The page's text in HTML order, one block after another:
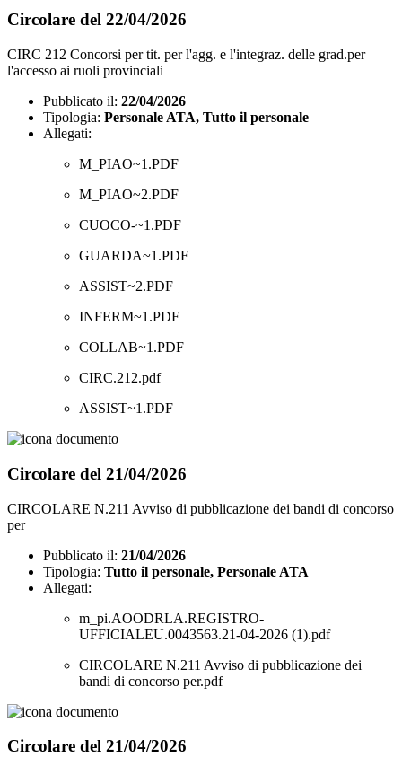
Circolare del 22/04/2026
CIRC 212 Concorsi per tit. per l'agg. e l'integraz. delle grad.per
l'accesso ai ruoli provinciali
Pubblicato il: 22/04/2026
Tipologia: Personale ATA, Tutto il personale
Allegati:
M_PIAO~1.PDF
M_PIAO~2.PDF
CUOCO-~1.PDF
GUARDA~1.PDF
ASSIST~2.PDF
INFERM~1.PDF
COLLAB~1.PDF
CIRC.212.pdf
ASSIST~1.PDF
Circolare del 21/04/2026
CIRCOLARE N.211 Avviso di pubblicazione dei bandi di concorso
per
Pubblicato il: 21/04/2026
Tipologia: Tutto il personale, Personale ATA
Allegati:
m_pi.AOODRLA.REGISTRO-
UFFICIALEU.0043563.21-04-2026 (1).pdf
CIRCOLARE N.211 Avviso di pubblicazione dei
bandi di concorso per.pdf
Circolare del 21/04/2026